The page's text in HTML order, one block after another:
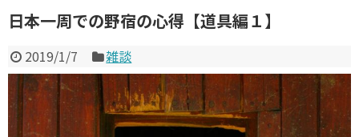
日本一周での野宿の心得【道具編１】
2019/1/7 雑談